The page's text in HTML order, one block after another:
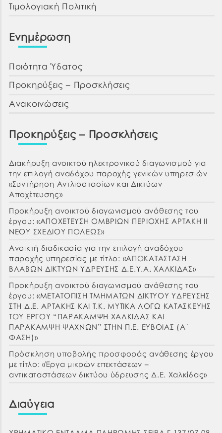
Τιμολογιακή Πολιτική
Ενημέρωση
Ποιότητα Ύδατος
Προκηρύξεις – Προσκλήσεις
Ανακοινώσεις
Προκηρύξεις – Προσκλήσεις
Διακήρυξη ανοικτού ηλεκτρονικού διαγωνισμού για
την επιλογή αναδόχου παροχής γενικών υπηρεσιών
«Συντήρηση Αντλιοστασίων και Δικτύων
Αποχέτευσης»
Προκήρυξη ανοικτού διαγωνισμού ανάθεσης του
έργου: «ΑΠΟΧΕΤΕΥΣΗ ΟΜΒΡΙΩΝ ΠΕΡΙΟΧΗΣ ΑΡΤΑΚΗ ΙΙ
ΝΕΟΥ ΣΧΕΔΙΟΥ ΠΟΛΕΩΣ»
Ανοικτή διαδικασία για την επιλογή αναδόχου
παροχής υπηρεσίας με τίτλο: «ΑΠΟΚΑΤΑΣΤΑΣΗ
ΒΛΑΒΩΝ ΔΙΚΤΥΩΝ ΥΔΡΕΥΣΗΣ Δ.Ε.Υ.Α. ΧΑΛΚΙΔΑΣ»
Προκήρυξη ανοικτού διαγωνισμού ανάθεσης του
έργου: «ΜΕΤΑΤΟΠΙΣΗ ΤΜΗΜΑΤΩΝ ΔΙΚΤΥΟΥ ΥΔΡΕΥΣΗΣ
ΣΤΗ Δ.Ε. ΑΡΤΑΚΗΣ ΚΑΙ Τ.Κ. ΜΥΤΙΚΑ ΛΟΓΩ ΚΑΤΑΣΚΕΥΗΣ
ΤΟΥ ΕΡΓΟΥ “ΠΑΡΑΚΑΜΨΗ ΧΑΛΚΙΔΑΣ ΚΑΙ
ΠΑΡΑΚΑΜΨΗ ΨΑΧΝΩΝ” ΣΤΗΝ Π.Ε. ΕΥΒΟΙΑΣ (Α΄
ΦΑΣΗ)»
Πρόσκληση υποβολής προσφοράς ανάθεσης έργου
με τίτλο: «Έργα μικρών επεκτάσεων –
αντικαταστάσεων δικτύου ύδρευσης Δ.Ε. Χαλκίδας»
Διαύγεια